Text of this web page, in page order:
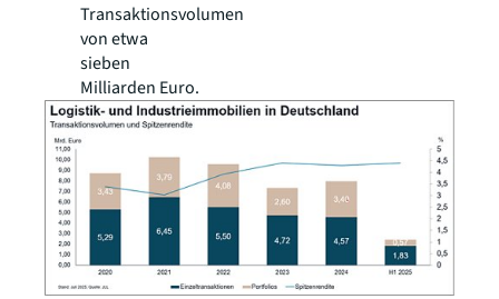
Transaktionsvolumen
von etwa
sieben
Milliarden Euro.